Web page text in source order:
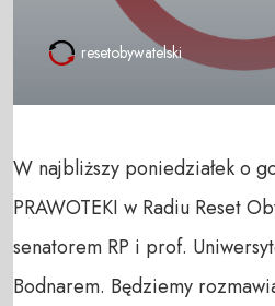
resetobywatelski
W najbliższy poniedziałek o
PRAWOTEKI w Radiu Reset
senatorem RP i prof.
Bodnarem. Będziemy